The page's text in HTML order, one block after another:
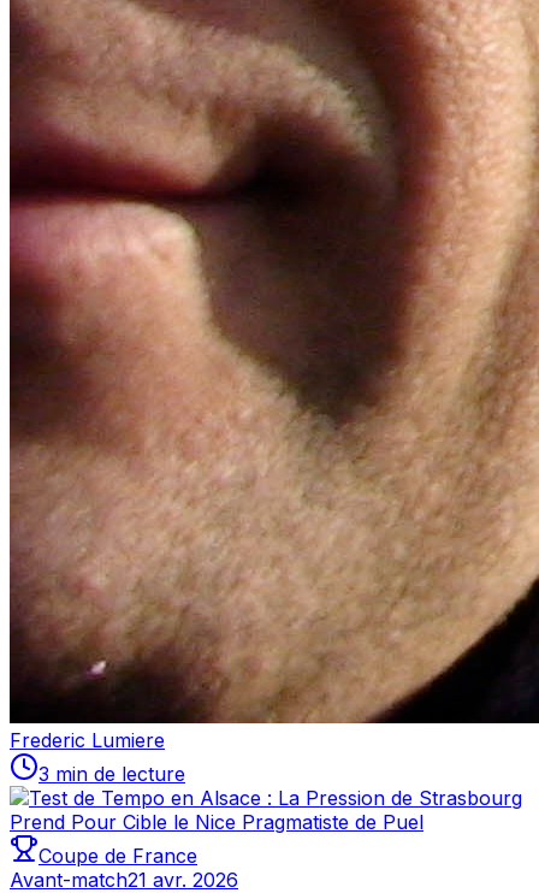
Frederic Lumiere
3 min de lecture
Coupe de France
Avant-match21 avr. 2026